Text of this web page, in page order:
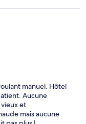
manuel. Hôtel
Aucune
et
mais aucune